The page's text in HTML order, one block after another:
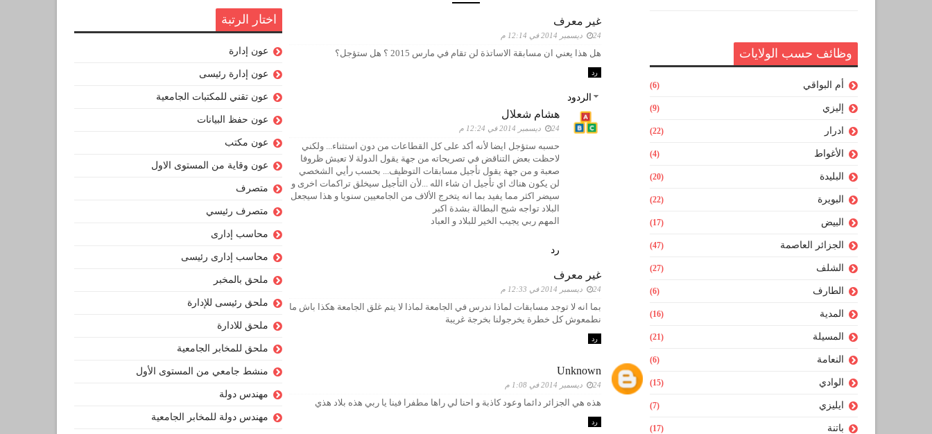
وظائف حسب الولايات
أم البواقي (6)
إليزي (9)
ادرار (22)
الأغواط (4)
البليدة (20)
البويرة (22)
البيض (17)
الجزائر العاصمة (47)
الشلف (27)
الطارف (6)
المدية (16)
المسيلة (21)
النعامة (6)
الوادي (15)
ايليزي (7)
باتنة (17)
غير معرف
24 ديسمبر 2014 في 12:14 م
هل هذا يعني ان مسابقة الاساتذة لن تقام في مارس 2015 ؟ هل ستؤجل؟
رد
الردود
هشام شعلال
24 ديسمبر 2014 في 12:24 م
حسبه ستؤجل ايضا لأنه أكد على كل القطاعات من دون استثناء... ولكني
لاحظت بعض التناقض في تصريحاته من جهة يقول الدولة لا تعيش ظروفا
صعبة و من جهة يقول تأجيل مسابقات التوظيف... بحسب رأيي الشخصي
لن يكون هناك اي تأجيل ان شاء الله ...لأن التأجيل سيخلق تراكمات اخرى و
سيضر اكثر مما يفيد بما انه يتخرج الألاف من الجامعيين سنويا و هذا سيجعل
البلاد تواجه شبح البطالة بشدة اكبر
المهم ربي يجيب الخير للبلاد و العباد
رد
غير معرف
24 ديسمبر 2014 في 12:33 م
بما انه لا توجد مسابقات لماذا ندرس في الجامعة لماذا لا يتم غلق الجامعة هكذا باش ما
نطمعوش كل خطرة يخرجولنا بخرجة غريبة
رد
Unknown
24 ديسمبر 2014 في 1:08 م
هذه هي الجزائر دائما وعود كاذبة و احنا لي راها مطفرا فينا يا ربي هذه بلاد هذي
رد
اختار الرتبة
عون إدارة
عون إدارة رئيسى
عون تقني للمكتبات الجامعية
عون حفظ البيانات
عون مكتب
عون وقاية من المستوى الاول
متصرف
متصرف رئيسي
محاسب إدارى
محاسب إدارى رئيسى
ملحق بالمخبر
ملحق رئيسى للإدارة
ملحق للادارة
ملحق للمخابر الجامعية
منشط جامعي من المستوى الأول
مهندس دولة
مهندس دولة للمخابر الجامعية